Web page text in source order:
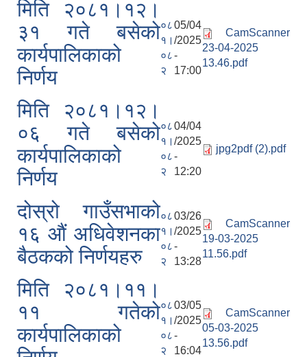
मिति २०८१।१२।
३१ गते बसेको
कार्यपालिकाको
निर्णय
०८
१।
०८
२
05/04
/2025
-
17:00
CamScanner
23-04-2025
13.46.pdf
मिति २०८१।१२।
०६ गते बसेको
कार्यपालिकाको
निर्णय
०८
१।
०८
२
04/04
/2025
-
12:20
jpg2pdf (2).pdf
दोस्रो गाउँसभाको
१६ औं अधिवेशनका
बैठकको निर्णयहरु
०८
१।
०८
२
03/26
/2025
-
13:28
CamScanner
19-03-2025
11.56.pdf
मिति २०८१।११।
११ गतेको
कार्यपालिकाको
०८
१।
०८
२
03/05
/2025
-
16:04
CamScanner
05-03-2025
13.56.pdf